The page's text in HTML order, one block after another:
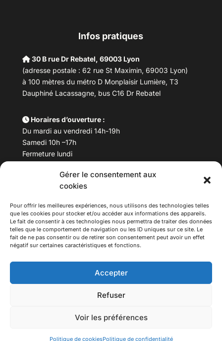
Gérer le consentement aux
cookies
Pour offrir les meilleures expériences, nous utilisons des technologies telles
que les cookies pour stocker et/ou accéder aux informations des appareils.
Le fait de consentir à ces technologies nous permettra de traiter des données
telles que le comportement de navigation ou les ID uniques sur ce site. Le
fait de ne pas consentir ou de retirer son consentement peut avoir un effet
négatif sur certaines caractéristiques et fonctions.
Accepter
Refuser
Voir les préférences
Politique de cookiesPolitique de confidentialité
Infos pratiques
30 B rue Dr Rebatel, 69003 Lyon
(adresse postale : 62 rue St Maximin, 69003 Lyon)
à 100 mètres du métro D Monplaisir Lumière, T3
Dauphiné Lacassagne, bus C16 Dr Rebatel
Horaires d’ouverture :
Du mardi au vendredi 14h-19h
Samedi 10h –17h
Fermeture lundi
Téléphone :
04 78 53 06 40
maisondesculturesasiatiques@asiexpo.com
Tous droits réservés.